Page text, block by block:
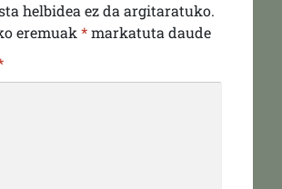
helbidea ez da argitaratuko.
eremuak *markatuta daude